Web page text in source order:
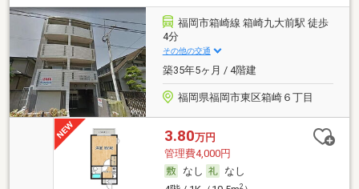
福岡市箱崎線 箱崎九大前駅 徒歩
4分
その他の交通
築35年5ヶ月 / 4階建
福岡県福岡市東区箱崎６丁目
3.80万円
管理費4,000円
なし
なし
2